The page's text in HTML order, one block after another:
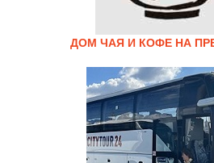
ДОМ ЧАЯ И КОФЕ НА